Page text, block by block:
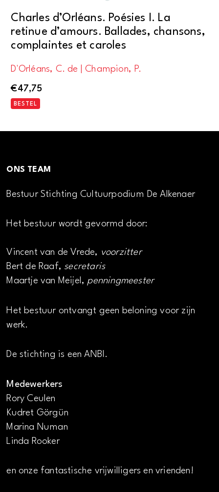
Charles d’Orléans. Poésies I. La
retinue d’amours. Ballades, chansons,
complaintes et caroles
D'Orléans, C. de | Champion, P.
€47,75
BESTEL
ONS TEAM
Bestuur Stichting Cultuurpodium De Alkenaer
Het bestuur wordt gevormd door:
Vincent van de Vrede, voorzitter
Bert de Raaf, secretaris
Maartje van Meijel, penningmeester
Het bestuur ontvangt geen beloning voor zijn
werk.
De stichting is een ANBI.
Medewerkers
Rory Ceulen
Kudret Görgün
Marina Numan
Linda Rooker
en onze fantastische vrijwilligers en vrienden!